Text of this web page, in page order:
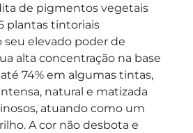
de pigmentos vegetais
plantas tintoriais
seu elevado poder de
alta concentração na base
74% em algumas tintas,
natural e matizada
atuando como um
A cor não desbota e